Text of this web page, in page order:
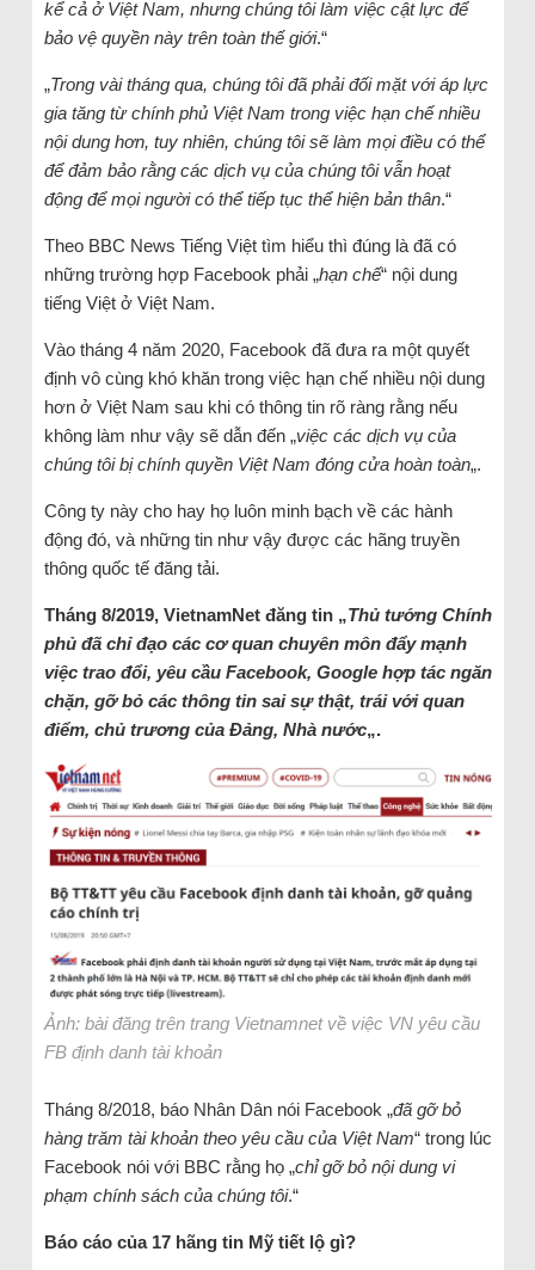
kể cả ở Việt Nam, nhưng chúng tôi làm việc cật lực để
bảo vệ quyền này trên toàn thế giới.“
„Trong vài tháng qua, chúng tôi đã phải đối mặt với áp lực
gia tăng từ chính phủ Việt Nam trong việc hạn chế nhiều
nội dung hơn, tuy nhiên, chúng tôi sẽ làm mọi điều có thể
để đảm bảo rằng các dịch vụ của chúng tôi vẫn hoạt
động để mọi người có thể tiếp tục thể hiện bản thân.“
Theo BBC News Tiếng Việt tìm hiểu thì đúng là đã có
những trường hợp Facebook phải „hạn chế“ nội dung
tiếng Việt ở Việt Nam.
Vào tháng 4 năm 2020, Facebook đã đưa ra một quyết
định vô cùng khó khăn trong việc hạn chế nhiều nội dung
hơn ở Việt Nam sau khi có thông tin rõ ràng rằng nếu
không làm như vậy sẽ dẫn đến „việc các dịch vụ của
chúng tôi bị chính quyền Việt Nam đóng cửa hoàn toàn„.
Công ty này cho hay họ luôn minh bạch về các hành
động đó, và những tin như vậy được các hãng truyền
thông quốc tế đăng tải.
Tháng 8/2019, VietnamNet đăng tin „Thủ tướng Chính
phủ đã chỉ đạo các cơ quan chuyên môn đẩy mạnh
việc trao đổi, yêu cầu Facebook, Google hợp tác ngăn
chặn, gỡ bỏ các thông tin sai sự thật, trái với quan
điểm, chủ trương của Đảng, Nhà nước„.
Ảnh: bài đăng trên trang Vietnamnet về việc VN yêu cầu
FB định danh tài khoản
Tháng 8/2018, báo Nhân Dân nói Facebook „đã gỡ bỏ
hàng trăm tài khoản theo yêu cầu của Việt Nam“ trong lúc
Facebook nói với BBC rằng họ „chỉ gỡ bỏ nội dung vi
phạm chính sách của chúng tôi.“
Báo cáo của 17 hãng tin Mỹ tiết lộ gì?